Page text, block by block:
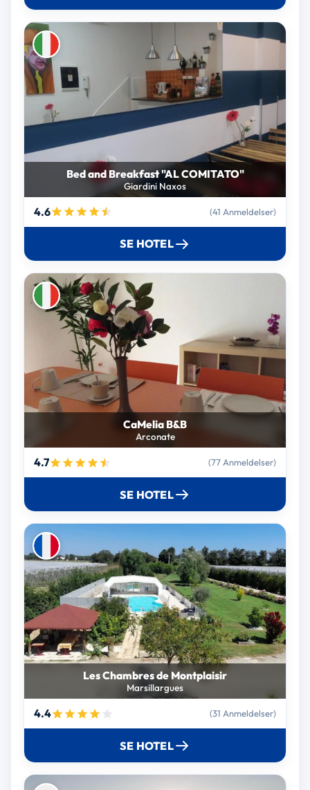
Bed and Breakfast "AL COMITATO"
Giardini Naxos
4.6 (41 Anmeldelser)
SE HOTEL
CaMelia B&B
Arconate
4.7 (77 Anmeldelser)
SE HOTEL
Les Chambres de Montplaisir
Marsillargues
4.4 (31 Anmeldelser)
SE HOTEL